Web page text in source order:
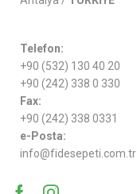
Telefon:
+90 (532) 130 40 20
+90 (242) 338 0 330
Fax:
+90 (242) 338 0331
e-Posta:
info@fidesepeti.com.tr